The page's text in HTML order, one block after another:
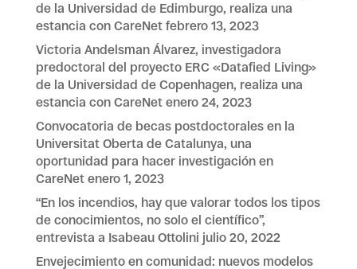
de la Universidad de Edimburgo, realiza una
estancia con CareNet febrero 13, 2023
Victoria Andelsman Álvarez, investigadora
predoctoral del proyecto ERC «Datafied Living»
de la Universidad de Copenhagen, realiza una
estancia con CareNet enero 24, 2023
Convocatoria de becas postdoctorales en la
Universitat Oberta de Catalunya, una
oportunidad para hacer investigación en
CareNet enero 1, 2023
“En los incendios, hay que valorar todos los tipos
de conocimientos, no solo el científico”,
entrevista a Isabeau Ottolini julio 20, 2022
Envejecimiento en comunidad: nuevos modelos